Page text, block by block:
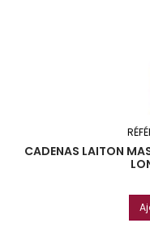
CADENAS LAITON